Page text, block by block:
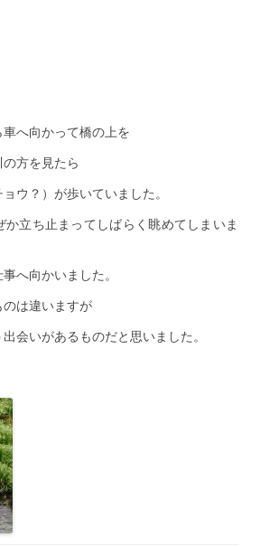
へ向かって橋の上を
方を見たら
ウ？）が歩いていました。
立ち止まってしばらく眺めてしまいま
へ向かいました。
は違いますが
会いがあるものだと思いました。